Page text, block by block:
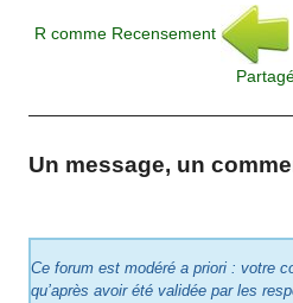
R comme Recensement
Un message, un
Ce forum est modéré a priori : votre
qu’après avoir été validée par les